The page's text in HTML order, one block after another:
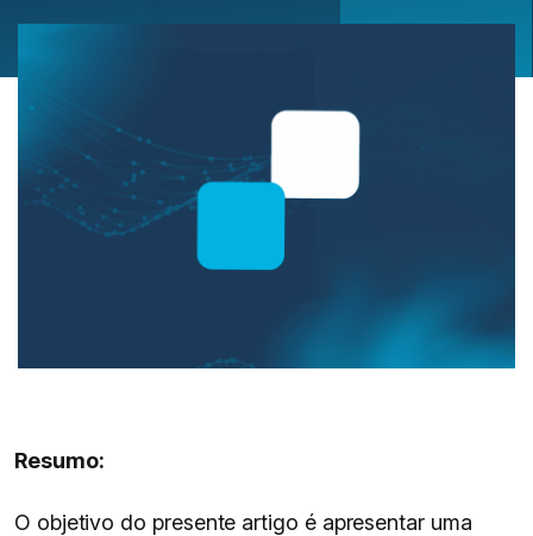
Resumo:
O objetivo do presente artigo é apresentar uma